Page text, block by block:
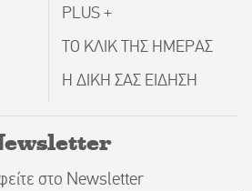
PLUS +
ΤΟ ΚΛΙΚ ΤΗΣ ΗΜΕΡΑΣ
Η ΔΙΚΗ ΣΑΣ ΕΙΔΗΣΗ
στο Newsletter